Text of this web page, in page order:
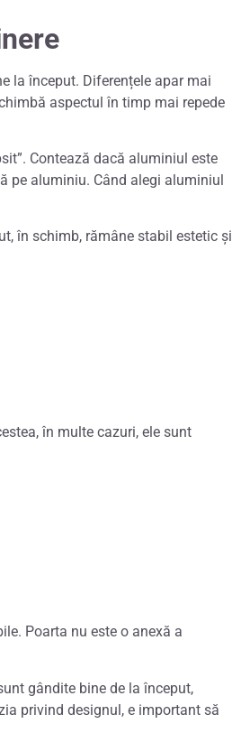
la început. Diferențele apar mai
aspectul în timp mai repede
Contează dacă aluminiul este
pe aluminiu. Când alegi aluminiul
în schimb, rămâne stabil estetic și
în multe cazuri, ele sunt
Poarta nu este o anexă a
gândite bine de la început,
privind designul, e important să